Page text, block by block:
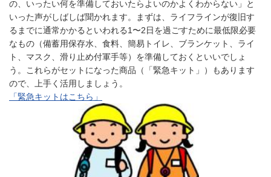
の、いったい何を準備しておいたらよいのかよくわからない」と
いった声がしばしば聞かれます。まずは、ライフラインが復旧す
るまでに通常かかるといわれる1〜2日を過ごすために最低限必要
なもの（備蓄用保存水、食料、簡易トイレ、ブランケット、ライ
ト、マスク、滑り止め付軍手等）を準備しておくといいでしょ
う。これらがセットになった商品（「緊急キット」）もあります
ので、上手く活用しましょう。
「緊急キットはこちら」